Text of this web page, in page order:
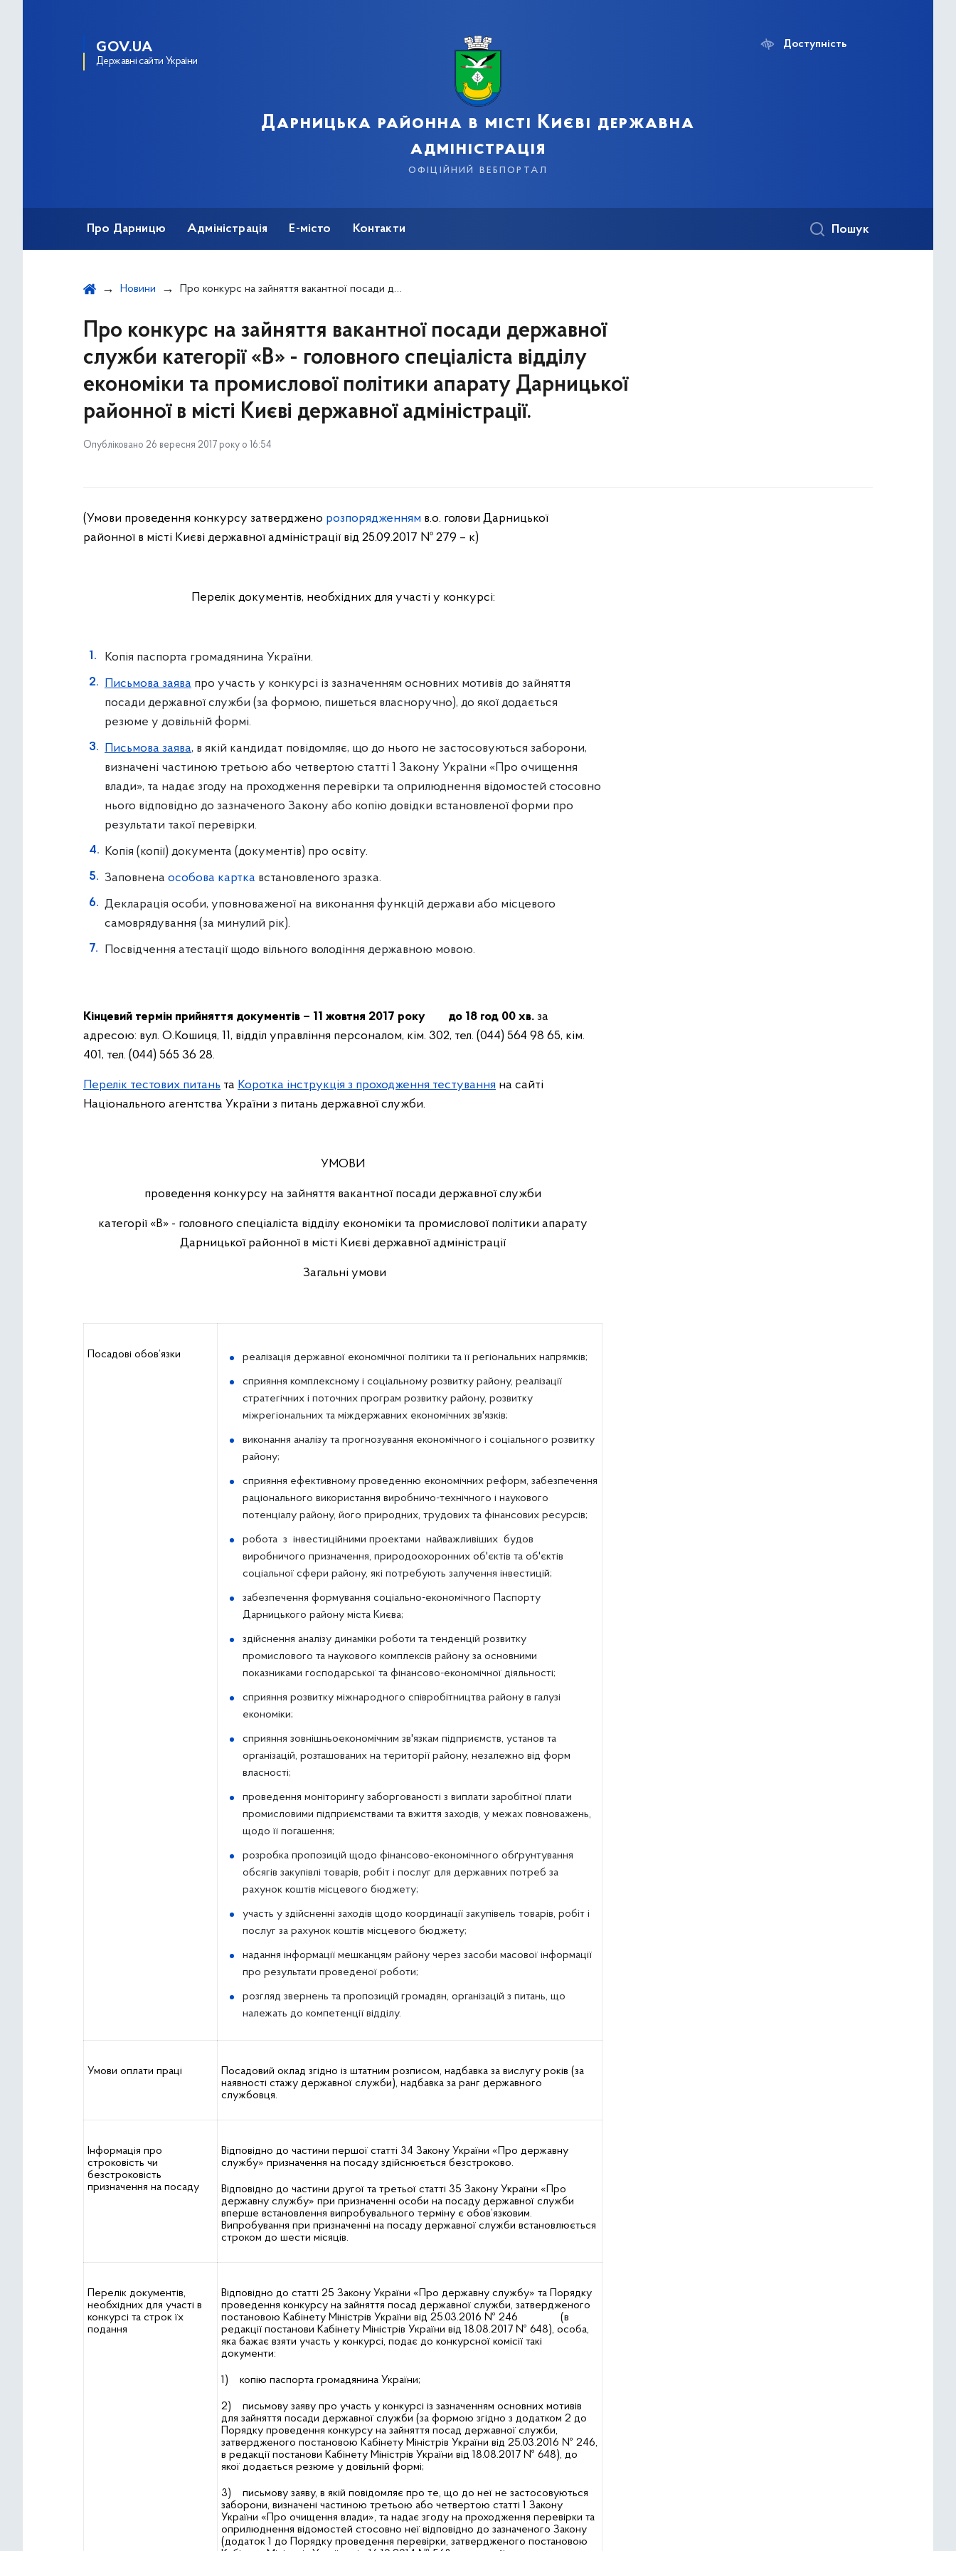
GOV.UA
Державні сайти України
Дарницька районна в місті Києві державна
адміністрація
офіційний вебпортал
Доступність
Про Дарницю Адміністрація Е-місто Контакти Пошук
Новини Про конкурс на зайняття вакантної посади державної служби категорії «В» - головного спеціаліста відділу економіки та промислової політики апарату Дарницької районної в місті Києві державної адміністрації.
Про конкурс на зайняття вакантної посади державної
служби категорії «В» - головного спеціаліста відділу
економіки та промислової політики апарату Дарницької
районної в місті Києві державної адміністрації.
Опубліковано 26 вересня 2017 року о 16:54
(Умови проведення конкурсу затверджено розпорядженням в.о. голови Дарницької
районної в місті Києві державної адміністрації від 25.09.2017 № 279 – к)
Перелік документів, необхідних для участі у конкурсі:
Копія паспорта громадянина України.
Письмова заява про участь у конкурсі із зазначенням основних мотивів до зайняття
посади державної служби (за формою, пишеться власноручно), до якої додається
резюме у довільній формі.
Письмова заява, в якій кандидат повідомляє, що до нього не застосовуються заборони,
визначені частиною третьою або четвертою статті 1 Закону України «Про очищення
влади», та надає згоду на проходження перевірки та оприлюднення відомостей стосовно
нього відповідно до зазначеного Закону або копію довідки встановленої форми про
результати такої перевірки.
Копія (копії) документа (документів) про освіту.
Заповнена особова картка встановленого зразка.
Декларація особи, уповноваженої на виконання функцій держави або місцевого
самоврядування (за минулий рік).
Посвідчення атестації щодо вільного володіння державною мовою.
Кінцевий термін прийняття документів – 11 жовтня 2017 року до 18 год 00 хв. за
адресою: вул. О.Кошиця, 11, відділ управління персоналом, кім. 302, тел. (044) 564 98 65, кім.
401, тел. (044) 565 36 28.
Перелік тестових питань та Коротка інструкція з проходження тестування на сайті
Національного агентства України з питань державної служби.
УМОВИ
проведення конкурсу на зайняття вакантної посади державної служби
категорії «В» - головного спеціаліста відділу економіки та промислової політики апарату
Дарницької районної в місті Києві державної адміністрації
Загальні умови
Посадові обов’язки реалізація державної економічної політики та її регіональних напрямків;
сприяння комплексному і соціальному розвитку району, реалізації
стратегічних і поточних програм розвитку району, розвитку
міжрегіональних та міждержавних економічних зв'язків;
виконання аналізу та прогнозування економічного і соціального розвитку
району;
сприяння ефективному проведенню економічних реформ, забезпечення
раціонального використання виробничо-технічного і наукового
потенціалу району, його природних, трудових та фінансових ресурсів;
робота з інвестиційними проектами найважливіших будов
виробничого призначення, природоохоронних об'єктів та об'єктів
соціальної сфери району, які потребують залучення інвестицій;
забезпечення формування соціально-економічного Паспорту
Дарницького району міста Києва;
здійснення аналізу динаміки роботи та тенденцій розвитку
промислового та наукового комплексів району за основними
показниками господарської та фінансово-економічної діяльності;
сприяння розвитку міжнародного співробітництва району в галузі
економіки;
сприяння зовнішньоекономічним зв'язкам підприємств, установ та
організацій, розташованих на території району, незалежно від форм
власності;
проведення моніторингу заборгованості з виплати заробітної плати
промисловими підприємствами та вжиття заходів, у межах повноважень,
щодо її погашення;
розробка пропозицій щодо фінансово-економічного обґрунтування
обсягів закупівлі товарів, робіт і послуг для державних потреб за
рахунок коштів місцевого бюджету;
участь у здійсненні заходів щодо координації закупівель товарів, робіт і
послуг за рахунок коштів місцевого бюджету;
надання інформації мешканцям району через засоби масової інформації
про результати проведеної роботи;
розгляд звернень та пропозицій громадян, організацій з питань, що
належать до компетенції відділу.
Умови оплати праці
Посадовий оклад згідно із штатним розписом, надбавка за вислугу років (за
наявності стажу державної служби), надбавка за ранг державного
службовця.
Інформація про
строковість чи
безстроковість
призначення на посаду
Відповідно до частини першої статті 34 Закону України «Про державну
службу» призначення на посаду здійснюється безстроково.
Відповідно до частини другої та третьої статті 35 Закону України «Про
державну службу» при призначенні особи на посаду державної служби
вперше встановлення випробувального терміну є обов’язковим.
Випробування при призначенні на посаду державної служби встановлюється
строком до шести місяців.
Перелік документів,
необхідних для участі в
конкурсі та строк їх
подання
Відповідно до статті 25 Закону України «Про державну службу» та Порядку
проведення конкурсу на зайняття посад державної служби, затвердженого
постановою Кабінету Міністрів України від 25.03.2016 № 246 (в
редакції постанови Кабінету Міністрів України від 18.08.2017 № 648), особа,
яка бажає взяти участь у конкурсі, подає до конкурсної комісії такі
документи:
1) копію паспорта громадянина України;
2) письмову заяву про участь у конкурсі із зазначенням основних мотивів
для зайняття посади державної служби (за формою згідно з додатком 2 до
Порядку проведення конкурсу на зайняття посад державної служби,
затвердженого постановою Кабінету Міністрів України від 25.03.2016 № 246,
в редакції постанови Кабінету Міністрів України від 18.08.2017 № 648), до
якої додається резюме у довільній формі;
3) письмову заяву, в якій повідомляє про те, що до неї не застосовуються
заборони, визначені частиною третьою або четвертою статті 1 Закону
України «Про очищення влади», та надає згоду на проходження перевірки та
оприлюднення відомостей стосовно неї відповідно до зазначеного Закону
(додаток 1 до Порядку проведення перевірки, затвердженого постановою